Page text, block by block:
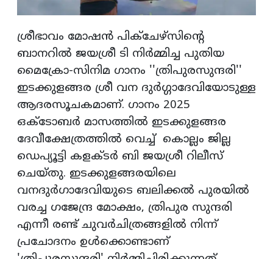
ശ്രീഭാവം മോഷന്‍ പിക്ചേഴ്സിന്റെ
ബാനറില്‍ ജയശ്രീ ടി നിര്‍മ്മിച്ച പുതിയ
മൈക്രോ-സിനിമ ഗാനം ''ത്രിപുരസുന്ദരി''
ഇടക്കുളങ്ങര ശ്രീ വന ദുര്‍ഗ്ഗാദേവിയോടുള്ള
ആദരസൂചകമാണ്. ഗാനം 2025
ഒക്ടോബര്‍ മാസത്തില്‍ ഇടക്കുളങ്ങര
ദേവീക്ഷേത്രത്തില്‍ വെച്ച് കൊല്ലം ജില്ല
ഡെപ്യൂട്ടി കളക്ടര്‍ ബി ജയശ്രീ റിലീസ്
ചെയ്തു. ഇടക്കുളങ്ങരയിലെ
വനദുര്‍ഗാദേവിയുടെ ബലിക്കല്‍ പുരയില്‍
വരച്ച ഗജേന്ദ്ര മോക്ഷം, ത്രിപുര സുന്ദരി
എന്നീ രണ്ട് ചുവര്‍ചിത്രങ്ങളില്‍ നിന്ന്
പ്രചോദനം ഉള്‍ക്കൊണ്ടാണ്